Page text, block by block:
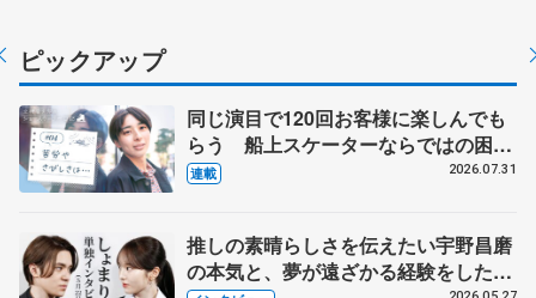
ピックアップ
同じ演目で120回お客様に楽しんでも
らう 船上スケーターならではの困難
とは 影響あったPIW前キャプテン松
連載 2026.07.31
推しの素晴らしさを伝えたい宇野昌磨
の本気と、夢が遠ざかる経験をした本